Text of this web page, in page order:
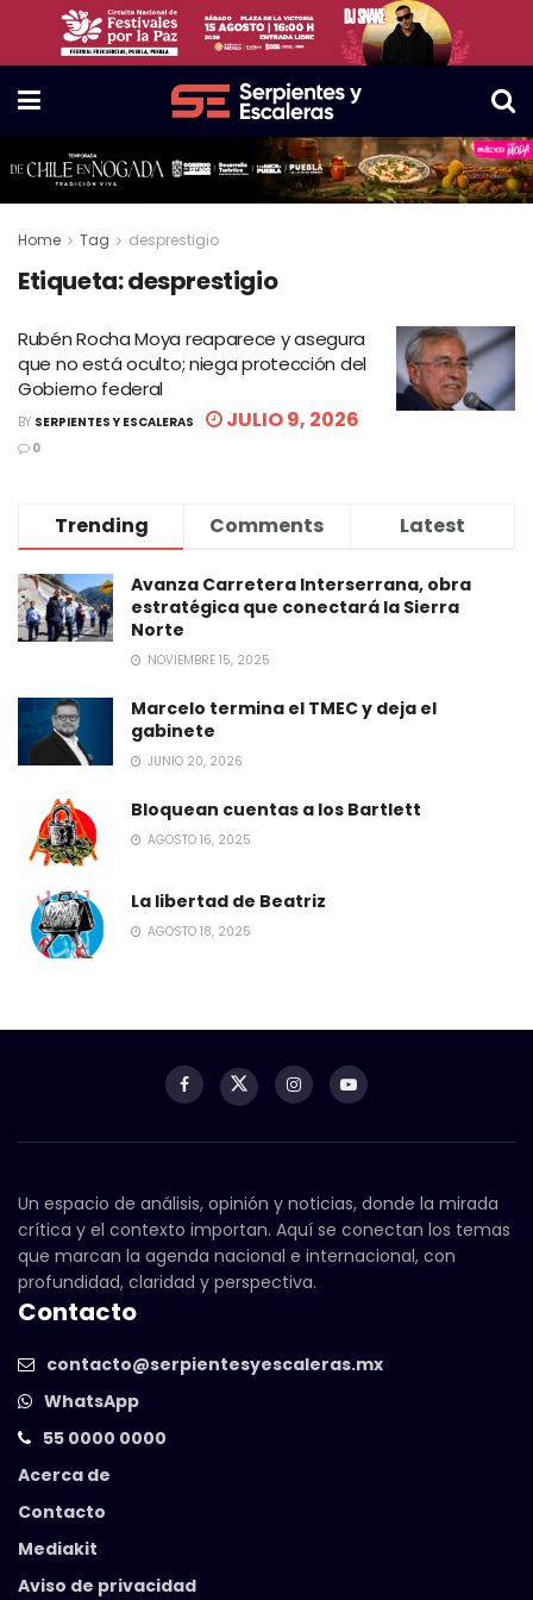
Home Tag desprestigio
Etiqueta:desprestigio
Rubén Rocha Moya reaparece y asegura
que no está oculto; niega protección del
Gobierno federal
BY SERPIENTES Y ESCALERAS JULIO 9, 2026
0
Trending Comments Latest
Avanza Carretera Interserrana, obra
estratégica que conectará la Sierra
Norte
NOVIEMBRE 15, 2025
Marcelo termina el TMEC y deja el
gabinete
JUNIO 20, 2026
Bloquean cuentas a los Bartlett
AGOSTO 16, 2025
La libertad de Beatriz
AGOSTO 18, 2025
Un espacio de análisis, opinión y noticias, donde la mirada
crítica y el contexto importan. Aquí se conectan los temas
que marcan la agenda nacional e internacional, con
profundidad, claridad y perspectiva.
Contacto
contacto@serpientesyescaleras.mx
WhatsApp
55 0000 0000
Acerca de
Contacto
Mediakit
Aviso de privacidad